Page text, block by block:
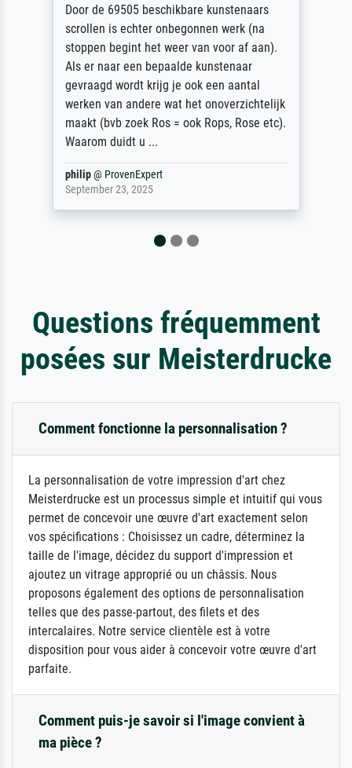
Door de 69505 beschikbare kunstenaars
scrollen is echter onbegonnen werk (na
stoppen begint het weer van voor af aan).
Als er naar een bepaalde kunstenaar
gevraagd wordt krijg je ook een aantal
werken van andere wat het onoverzichtelijk
maakt (bvb zoek Ros = ook Rops, Rose etc).
Waarom duidt u ...
philip@ ProvenExpert
September 23, 2025
Questions fréquemment
posées sur Meisterdrucke
Comment fonctionne la personnalisation ?
La personnalisation de votre impression d'art chez
Meisterdrucke est un processus simple et intuitif qui vous
permet de concevoir une œuvre d'art exactement selon
vos spécifications : Choisissez un cadre, déterminez la
taille de l'image, décidez du support d'impression et
ajoutez un vitrage approprié ou un châssis. Nous
proposons également des options de personnalisation
telles que des passe-partout, des filets et des
intercalaires. Notre service clientèle est à votre
disposition pour vous aider à concevoir votre œuvre d'art
parfaite.
Comment puis-je savoir si l'image convient à
ma pièce ?